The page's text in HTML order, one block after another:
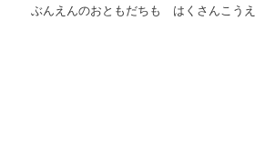
ぶんえんのおともだちも はくさんこう